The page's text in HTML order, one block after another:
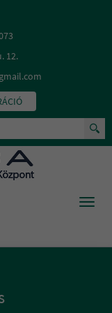
12.